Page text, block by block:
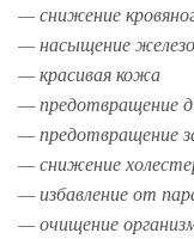
— снижение
— насыщение
— красивая кожа
— предотвращение
— предотвращение
— снижение
— избавление от
— очищение